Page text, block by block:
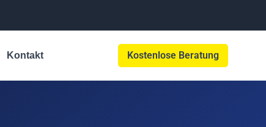
Kontakt Kostenlose Beratung